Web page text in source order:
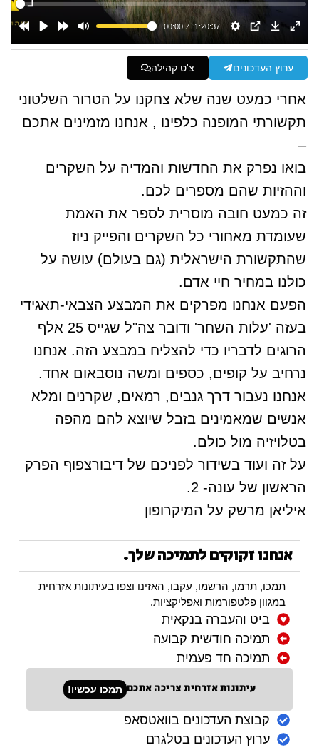
ערוץ העדכונים צ'ט קהילה
אחרי כמעט שנה שלא צחקנו על הטרור השלטוני
תקשורתי המופנה כלפינו , אנחנו מזמינים אתכם
–
בואו נפרק את החדשות והמדיה על השקרים
וההזיות שהם מספרים לכם.
זה כמעט חובה מוסרית לספר את האמת
שעומדת מאחורי כל השקרים והפייק ניוז
שהתקשורת הישראלית (גם בעולם) עושה על
כולנו במחיר חיי אדם.
הפעם אנחנו מפרקים את המבצע הצבאי-תאגידי
בעזה 'עלות השחר' ודובר צה"ל שגייס 25 אלף
הרוגים לדבריו כדי להצליח במבצע הזה. אנחנו
נרחיב על קופים, כספים ומשה נוסבאום אחד.
אנחנו נעבור דרך גנבים, רמאים, שקרנים ומלא
אנשים שמאמינים בזבל שיוצא להם מהפה
בטלויזיה מול כולם.
על זה ועוד בשידור לפניכם של דיבורצפוף הפרק
הראשון של עונה- 2.
איליאן מרשק על המיקרופון
אנחנו זקוקים לתמיכה שלך.
תמכו, תרמו, הרשמו, עקבו, האזינו וצפו בעיתונות אזרחית
במגוון פלטפורמות ואפליקציות.
ביט והעברה בנקאית
תמיכה חודשית קבועה
תמיכה חד פעמית
עיתונות אזרחית צריכה אתכם תמכו עכשיו!
קבוצת העדכונים בוואטסאפ
ערוץ העדכונים בטלגרם